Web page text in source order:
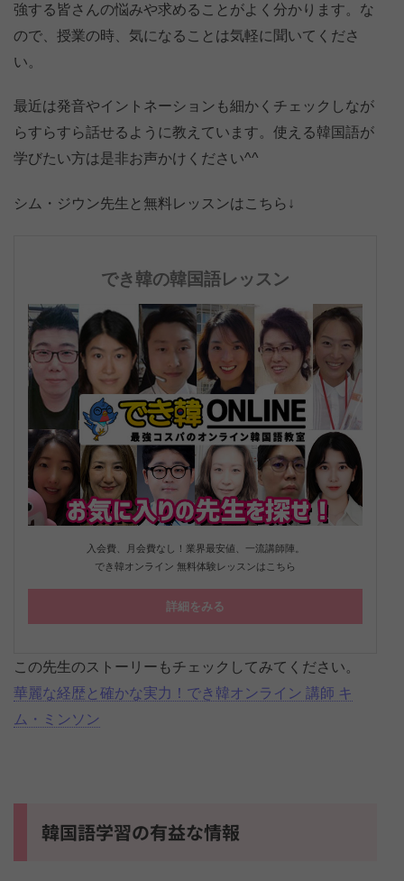
強する皆さんの悩みや求めることがよく分かります。な
ので、授業の時、気になることは気軽に聞いてくださ
い。
最近は発音やイントネーションも細かくチェックしなが
らすらすら話せるように教えています。使える韓国語が
学びたい方は是非お声かけください^^
シム・ジウン先生と無料レッスンはこちら↓
でき韓の韓国語レッスン
入会費、月会費なし！業界最安値、一流講師陣。
でき韓オンライン 無料体験レッスンはこちら
詳細をみる
この先生のストーリーもチェックしてみてください。
華麗な経歴と確かな実力！でき韓オンライン 講師 キ
ム・ミンソン
韓国語学習の有益な情報